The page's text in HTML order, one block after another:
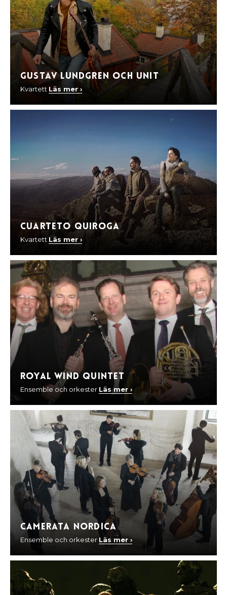
Gustav Lundgren och UNIT
Kvartett Läs mer ›
Cuarteto Quiroga
Kvartett Läs mer ›
Royal Wind Quintet
Ensemble och orkester Läs mer ›
Camerata Nordica
Ensemble och orkester Läs mer ›